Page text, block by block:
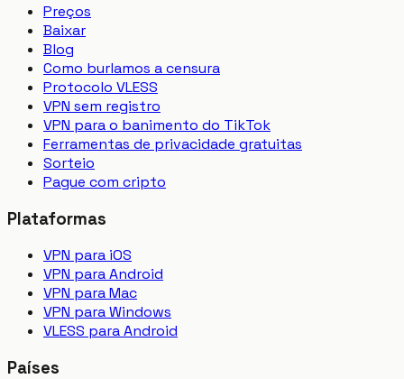
Preços
Baixar
Blog
Como burlamos a censura
Protocolo VLESS
VPN sem registro
VPN para o banimento do TikTok
Ferramentas de privacidade gratuitas
Sorteio
Pague com cripto
Plataformas
VPN para iOS
VPN para Android
VPN para Mac
VPN para Windows
VLESS para Android
Países